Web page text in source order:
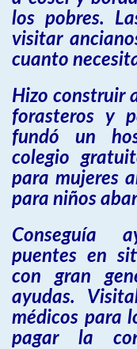
los pobres.
visitar
cuanto
Hizo construir
forasteros y
fundó un
colegio
para mujeres
para niños
Conseguía
puentes en
con gran
ayudas.
médicos para
pagar la